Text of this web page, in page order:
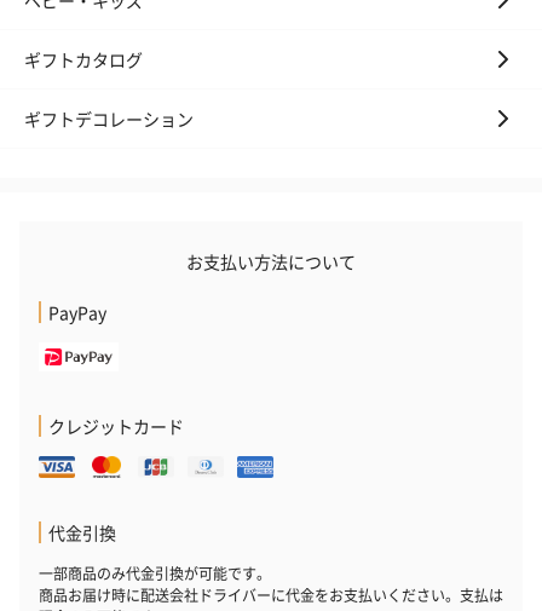
ギフトカタログ
ギフトデコレーション
お支払い方法について
PayPay
クレジットカード
代金引換
一部商品のみ代金引換が可能です。
商品お届け時に配送会社ドライバーに代金をお支払いください。支払は